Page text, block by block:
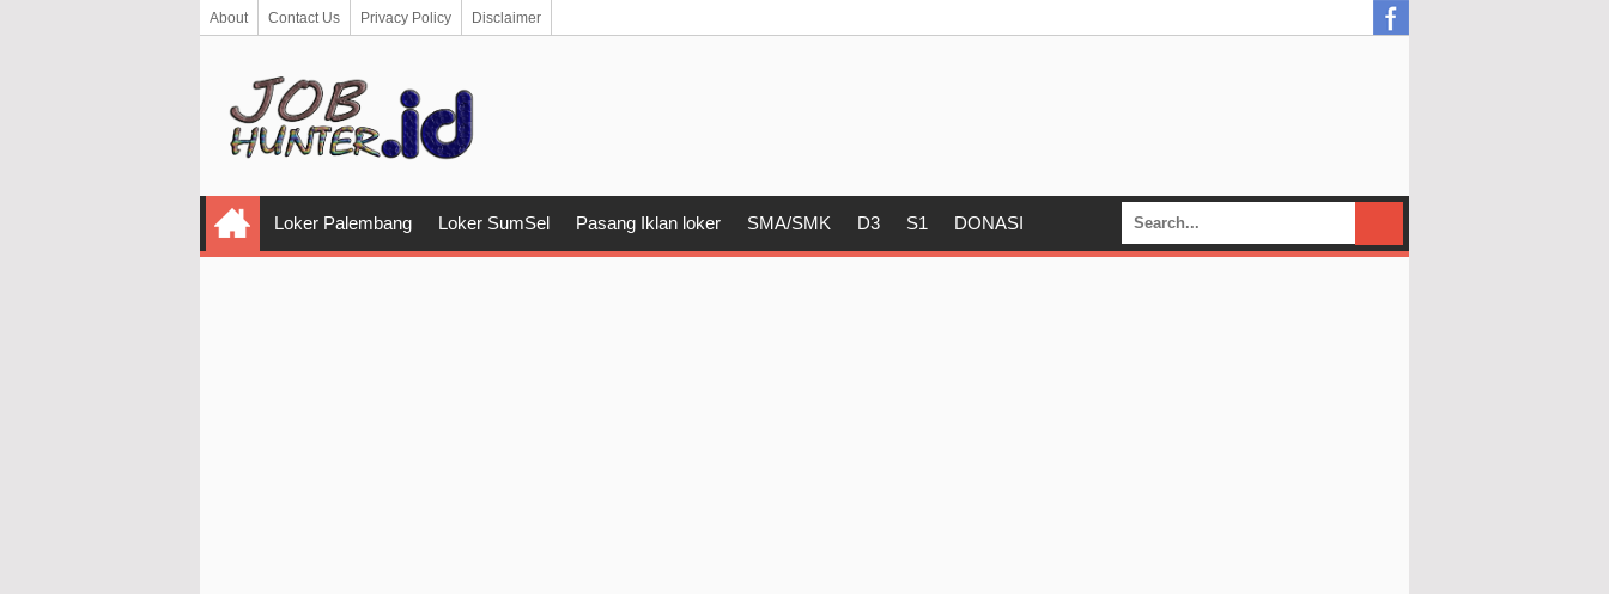
About Contact Us Privacy Policy Disclaimer
Loker Palembang Loker SumSel Pasang Iklan loker SMA/SMK D3 S1 DONASI